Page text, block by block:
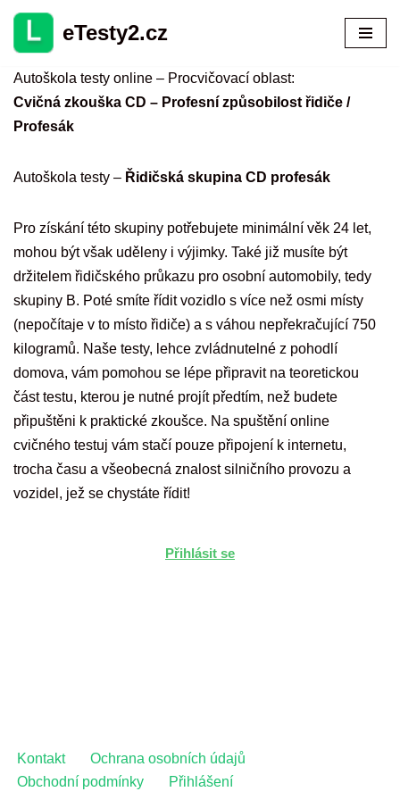
Přeskočit
na
obsah
eTesty2.cz
Autoškola testy online – Procvičovací oblast:
Cvičná zkouška CD – Profesní způsobilost řidiče /
Profesák
Autoškola testy – Řidičská skupina CD profesák
Pro získání této skupiny potřebujete minimální věk 24 let,
mohou být však uděleny i výjimky. Také již musíte být
držitelem řidičského průkazu pro osobní automobily, tedy
skupiny B. Poté smíte řídit vozidlo s více než osmi místy
(nepočítaje v to místo řidiče) a s váhou nepřekračující 750
kilogramů. Naše testy, lehce zvládnutelné z pohodlí
domova, vám pomohou se lépe připravit na teoretickou
část testu, kterou je nutné projít předtím, než budete
připuštěni k praktické zkoušce. Na spuštění online
cvičného testuj vám stačí pouze připojení k internetu,
trocha času a všeobecná znalost silničního provozu a
vozidel, jež se chystáte řídit!
Přihlásit se
Kontakt
Ochrana osobních údajů
Obchodní podmínky
Přihlášení